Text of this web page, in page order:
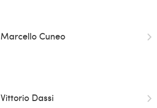
Marcello Cuneo
Vittorio Dassi